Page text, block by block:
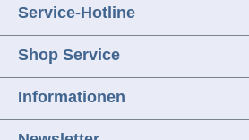
Service-Hotline
Shop Service
Informationen